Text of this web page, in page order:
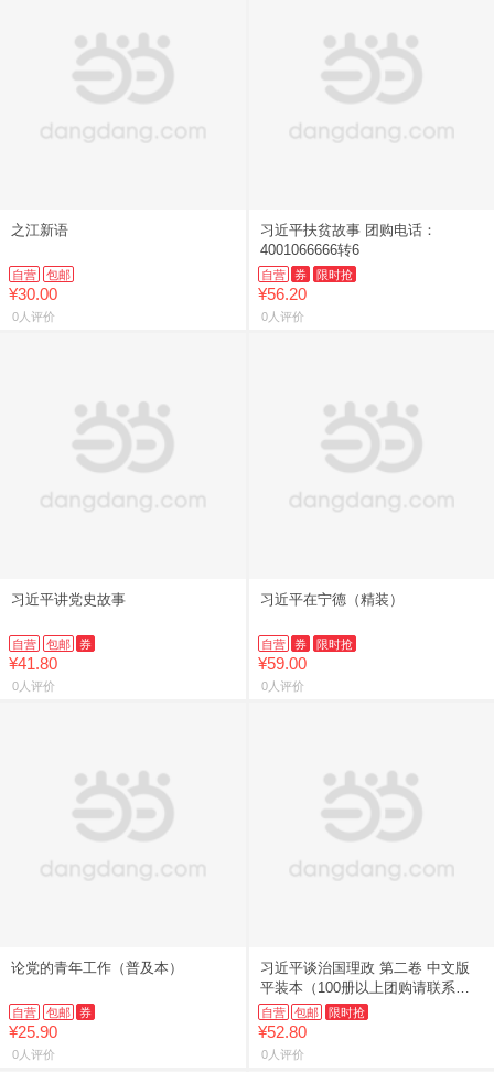
之江新语
自营 包邮
¥30.00
0人评价
习近平扶贫故事 团购电话：
4001066666转6
自营 券 限时抢
¥56.20
0人评价
习近平讲党史故事
自营 包邮 券
¥41.80
0人评价
习近平在宁德（精装）
自营 券 限时抢
¥59.00
0人评价
论党的青年工作（普及本）
自营 包邮 券
¥25.90
0人评价
习近平谈治国理政 第二卷 中文版
平装本（100册以上团购请联系团
购电话4001066666转6）
自营 包邮 限时抢
¥52.80
0人评价